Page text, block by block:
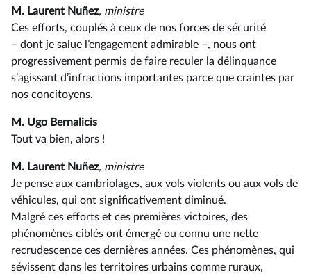
M. Laurent Nuñez, ministre
Ces efforts, couplés à ceux de nos forces de sécurité
–⁠ dont je salue l’engagement admirable –, nous ont
progressivement permis de faire reculer la délinquance
s’agissant d’infractions importantes parce que craintes par
nos concitoyens.
M. Ugo Bernalicis
Tout va bien, alors !
M. Laurent Nuñez, ministre
Je pense aux cambriolages, aux vols violents ou aux vols de
véhicules, qui ont significativement diminué.
Malgré ces efforts et ces premières victoires, des
phénomènes ciblés ont émergé ou connu une nette
recrudescence ces dernières années. Ces phénomènes, qui
sévissent dans les territoires urbains comme ruraux,